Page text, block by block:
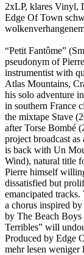
2xLP, klares Vinyl,
Edge Of Town
“Petit Fantôme”
pseudonym of
instrumentist with
Atlas Mountains,
his solo adventure
in southern France
the mixtape Stave
after Torse Bombé
project broadcast
is back with Un
Wind), natural title
Pierre himself
dissatisfied but
emancipated
a chorus inspired
by The Beach Boys
Terribles” will
Produced by Edge
mehr lesen weniger